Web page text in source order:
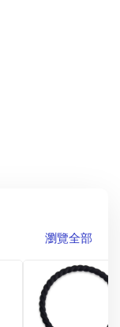
瀏覽全部